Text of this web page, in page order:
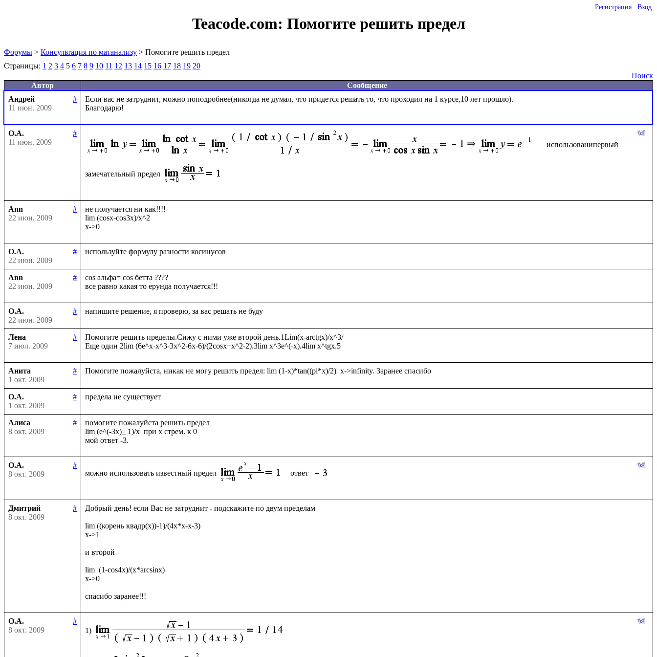
Регистрация Вход
Teacode.com: Помогите решить предел
Форумы > Консультация по матанализу > Помогите решить предел
Страницы: 1 2 3 4 5 6 7 8 9 10 11 12 13 14 15 16 17 18 19 20
Поиск
Автор
Сообщение
Андрей
#
11 июн. 2009
Если вас не затруднит, можно поподробнее(никогда не думал, что придется решать то, что проходил на 1 курсе,10 лет прошло).
О.А.
#
11 июн. 2009
использованипервый
замечательный предел
Ann
#
22 июн. 2009
не получается ни как!!!!
lim (cosx-cos3x)/x^2
О.А.
#
22 июн. 2009
Ann
#
22 июн. 2009
cos альфа= cos бетта ????
О.А.
#
22 июн. 2009
Лена
#
7 июл. 2009
Помогите решить пределы.Сижу с ними уже второй день.1Lim(x-arctgx)/x^3/
Анита
#
1 окт. 2009
О.А.
#
1 окт. 2009
Алиса
#
8 окт. 2009
помогите пожалуйста решить предел
lim (e^(-3x)_ 1)/x  при х стрем. к 0
О.А.
#
8 окт. 2009
можно использовать известный предел ответ
Дмитрий
#
8 окт. 2009
Добрый день! если Вас не затруднит - подскажите по двум пределам
lim ((корень квадр(x))-1)/(4x*x-x-3)
x->1
и второй
lim  (1-cos4x)/(x*arcsinx)
x->0
О.А.
#
8 окт. 2009
1)